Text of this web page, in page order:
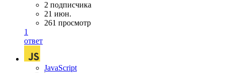
2 подписчика
21 июн.
261 просмотр
1
ответ
JavaScript